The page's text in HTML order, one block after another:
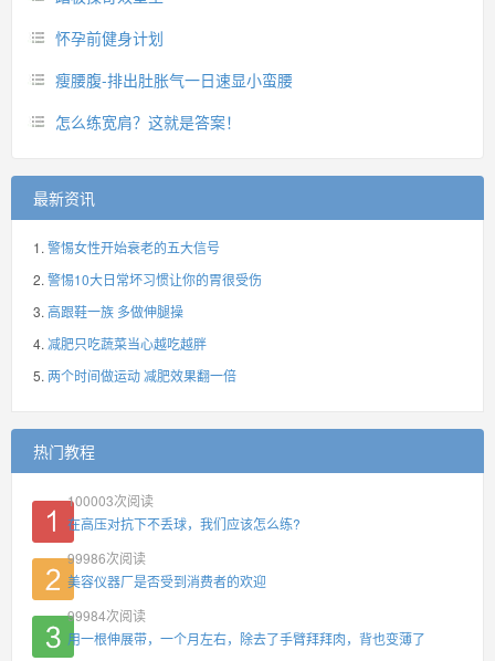
怀孕前健身计划
瘦腰腹-排出肚胀气一日速显小蛮腰
怎么练宽肩？这就是答案！
最新资讯
警惕女性开始衰老的五大信号
警惕10大日常坏习惯让你的胃很受伤
高跟鞋一族 多做伸腿操
减肥只吃蔬菜当心越吃越胖
两个时间做运动 减肥效果翻一倍
热门教程
100003次阅读
在高压对抗下不丢球，我们应该怎么练?
99986次阅读
美容仪器厂是否受到消费者的欢迎
99984次阅读
用一根伸展带，一个月左右，除去了手臂拜拜肉，背也变薄了